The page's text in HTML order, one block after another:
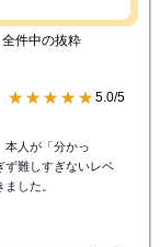
全件中の抜粋
★★★★★ 5.0/5
本人が「分かっ
ず難しすぎないレベ
した。